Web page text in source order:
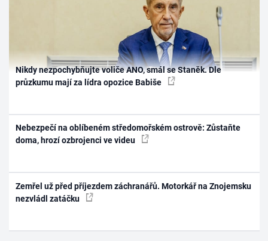
Nikdy nezpochybňujte voliče ANO, smál se Staněk. Dle
průzkumu mají za lídra opozice Babiše
Nebezpečí na oblíbeném středomořském ostrově: Zůstaňte
doma, hrozí ozbrojenci ve videu
Zemřel už před příjezdem záchranářů. Motorkář na Znojemsku
nezvládl zatáčku